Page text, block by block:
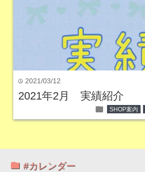
time 2021/03/12
2021年2月 実績紹介
folder SHOP案内
#カレンダー